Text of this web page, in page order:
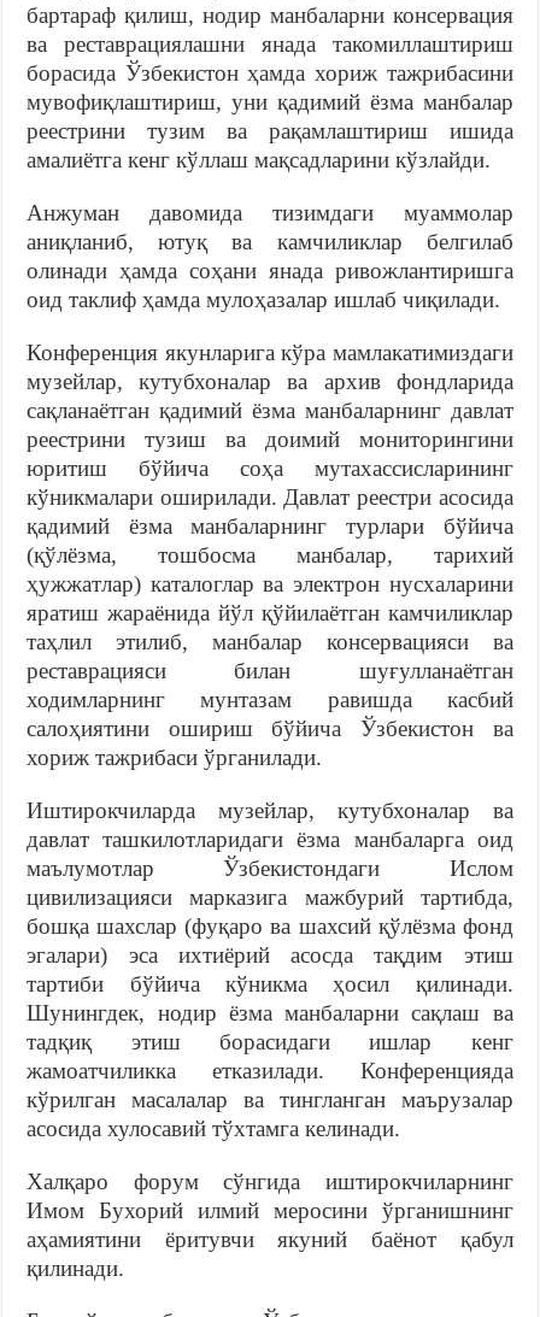
бартараф қилиш, нодир манбаларни консервация
ва реставрациялашни янада такомиллаштириш
борасида Ўзбекистон ҳамда хориж тажрибасини
мувофиқлаштириш, уни қадимий ёзма манбалар
реестрини тузим ва рақамлаштириш ишида
амалиётга кенг кўллаш мақсадларини кўзлайди.
Анжуман давомида тизимдаги муаммолар
аниқланиб, ютуқ ва камчиликлар белгилаб
олинади ҳамда соҳани янада ривожлантиришга
оид таклиф ҳамда мулоҳазалар ишлаб чиқилади.
Конференция якунларига кўра мамлакатимиздаги
музейлар, кутубхоналар ва архив фондларида
сақланаётган қадимий ёзма манбаларнинг давлат
реестрини тузиш ва доимий мониторингини
юритиш бўйича соҳа мутахассисларининг
кўникмалари оширилади. Давлат реестри асосида
қадимий ёзма манбаларнинг турлари бўйича
(қўлёзма, тошбосма манбалар, тарихий
ҳужжатлар) каталоглар ва электрон нусхаларини
яратиш жараёнида йўл қўйилаётган камчиликлар
таҳлил этилиб, манбалар консервацияси ва
реставрацияси билан шуғулланаётган
ходимларнинг мунтазам равишда касбий
салоҳиятини ошириш бўйича Ўзбекистон ва
хориж тажрибаси ўрганилади.
Иштирокчиларда музейлар, кутубхоналар ва
давлат ташкилотларидаги ёзма манбаларга оид
маълумотлар Ўзбекистондаги Ислом
цивилизацияси марказига мажбурий тартибда,
бошқа шахслар (фуқаро ва шахсий қўлёзма фонд
эгалари) эса ихтиёрий асосда тақдим этиш
тартиби бўйича кўникма ҳосил қилинади.
Шунингдек, нодир ёзма манбаларни сақлаш ва
тадқиқ этиш борасидаги ишлар кенг
жамоатчиликка етказилади. Конференцияда
кўрилган масалалар ва тингланган маърузалар
асосида хулосавий тўхтамга келинади.
Халқаро форум сўнгида иштирокчиларнинг
Имом Бухорий илмий меросини ўрганишнинг
аҳамиятини ёритувчи якуний баёнот қабул
қилинади.